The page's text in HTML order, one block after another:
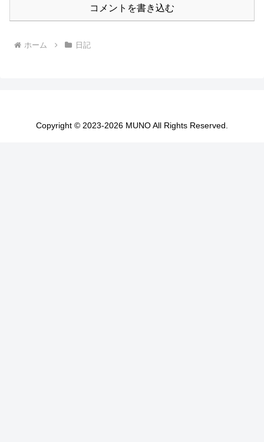
コメントを書き込む
ホーム 日記
Copyright © 2023-2026 MUNO All Rights Reserved.